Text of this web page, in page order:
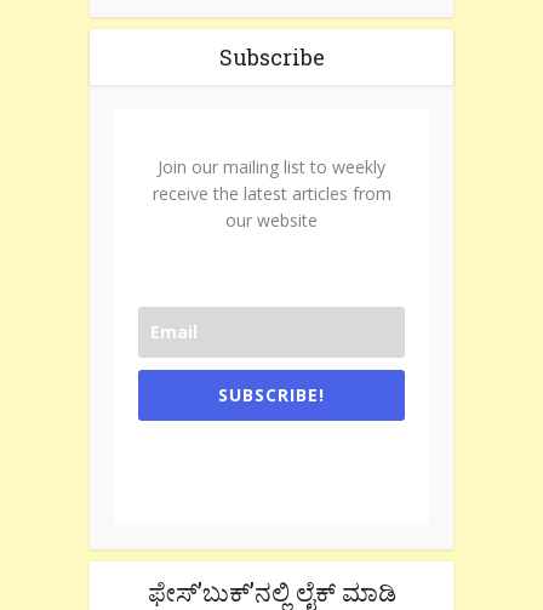
Subscribe
Join our mailing list to weekly
receive the latest articles from
our website
SUBSCRIBE!
ಫೇಸ್’ಬುಕ್’ನಲ್ಲಿ ಲೈಕ್ ಮಾಡಿ